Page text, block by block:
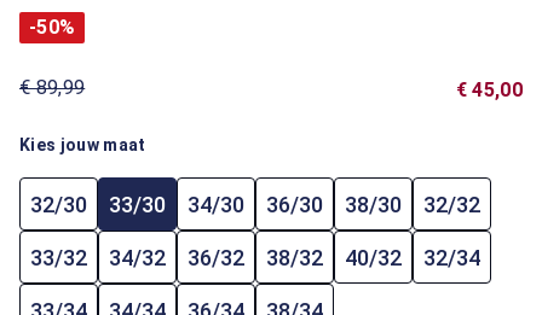
-50%
€ 89,99 € 45,00
Kies jouw maat
32/30 33/30 34/30 36/30 38/30 32/32
33/32 34/32 36/32 38/32 40/32 32/34